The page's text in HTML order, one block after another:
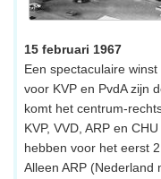
15 februari 1967
Een spectaculaire
voor KVP en PvdA zijn
komt het centrum-
KVP, VVD, ARP en
hebben voor het eerst
Alleen ARP (Nederland